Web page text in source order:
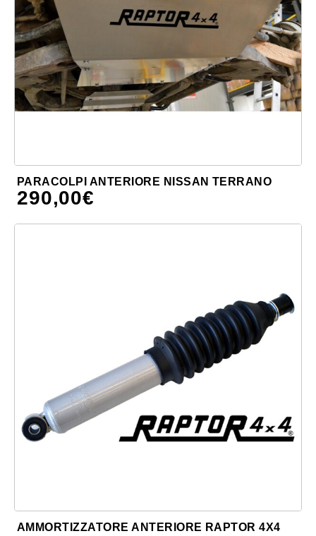
PARACOLPI ANTERIORE NISSAN TERRANO
290,00€
AMMORTIZZATORE ANTERIORE RAPTOR 4X4